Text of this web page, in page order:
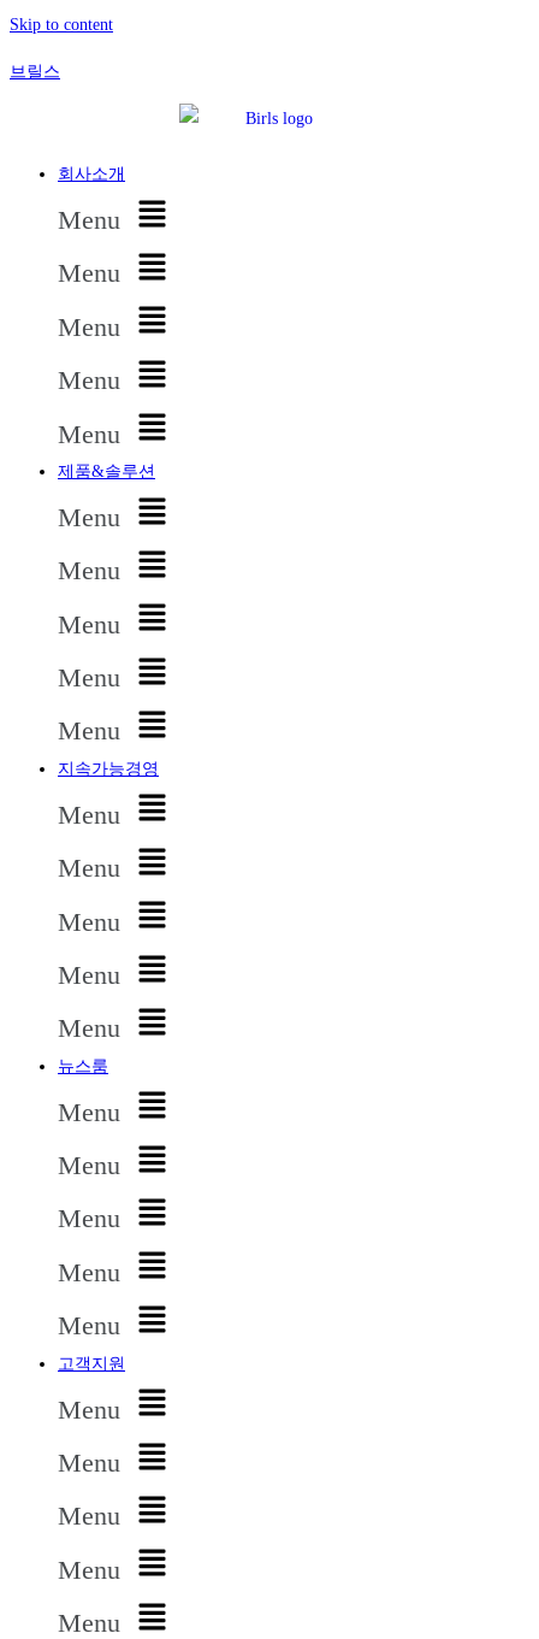
Skip to content
브릴스
회사소개
Menu
Menu
Menu
Menu
Menu
제품&솔루션
Menu
Menu
Menu
Menu
Menu
지속가능경영
Menu
Menu
Menu
Menu
Menu
뉴스룸
Menu
Menu
Menu
Menu
Menu
고객지원
Menu
Menu
Menu
Menu
Menu